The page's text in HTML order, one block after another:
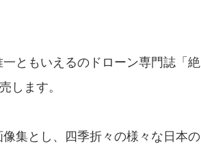
ともいえるのドローン専門誌「絶
します。
集とし、四季折々の様々な日本の